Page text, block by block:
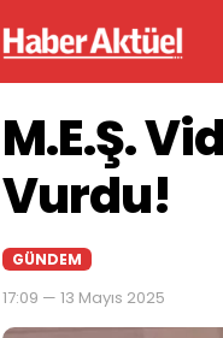
M.E.Ş.
Vurdu!
GÜNDEM
17:09 — 13 Mayıs 2025